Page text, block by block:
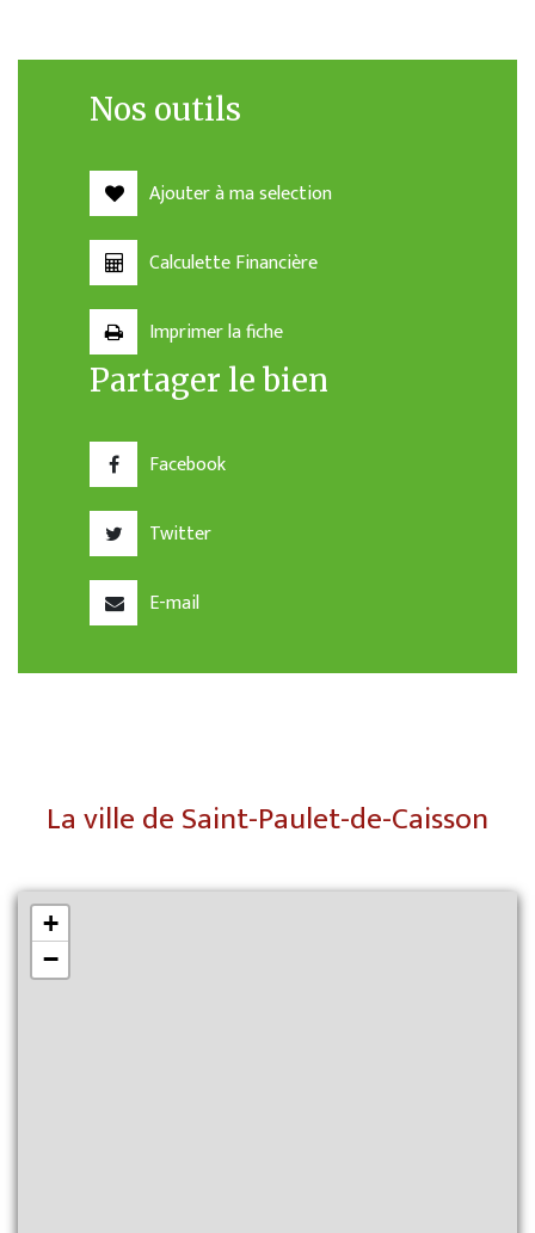
Nos outils
Ajouter à ma selection
Calculette Financière
Imprimer la fiche
Partager le bien
Facebook
Twitter
E-mail
La ville de Saint-Paulet-de-Caisson
+
−